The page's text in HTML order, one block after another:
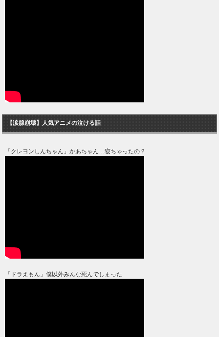
【涙腺崩壊】人気アニメの泣ける話
「クレヨンしんちゃん」かあちゃん…寝ちゃったの？
「ドラえもん」僕以外みんな死んでしまった